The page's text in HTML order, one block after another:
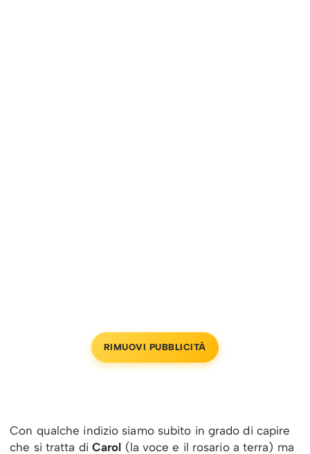
RIMUOVI PUBBLICITÀ
Con qualche indizio siamo subito in grado di capire
che si tratta di Carol (la voce e il rosario a terra) ma